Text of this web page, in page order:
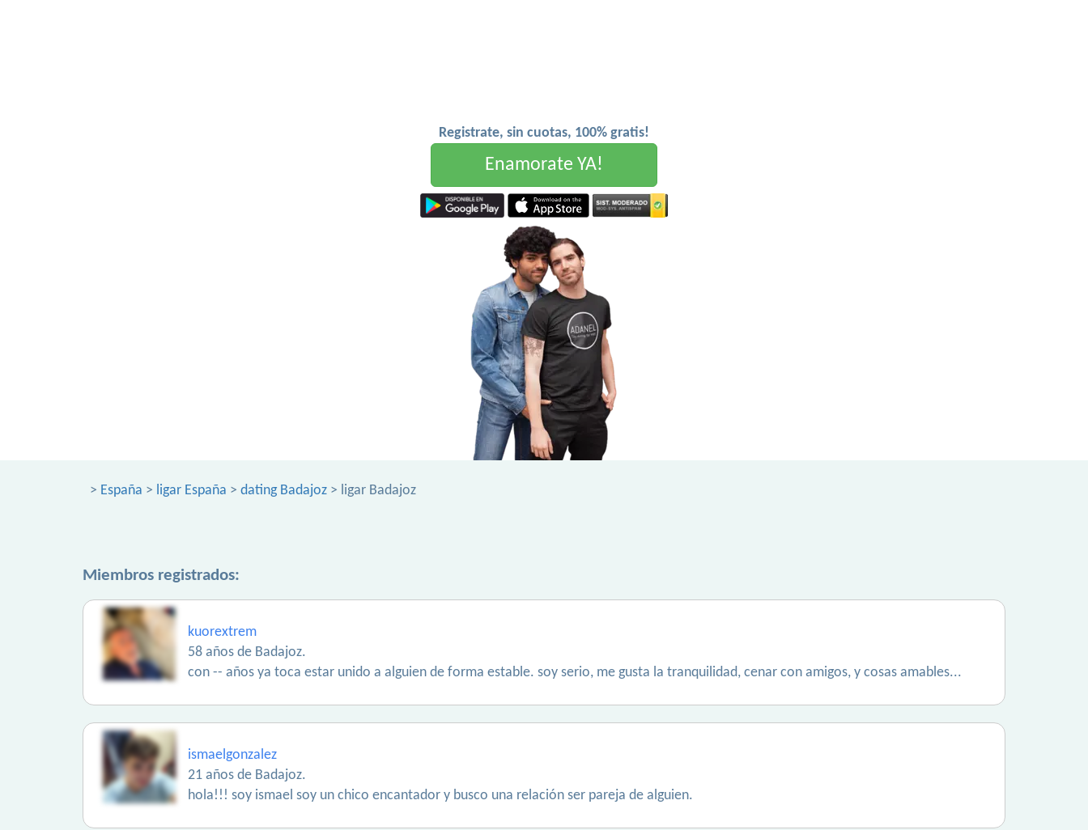
Registrate, sin cuotas, 100% gratis!
Enamorate YA!
> España > ligar España > dating Badajoz > ligar Badajoz
Miembros registrados:
kuorextrem
58 años de Badajoz.
con -- años ya toca estar unido a alguien de forma estable. soy serio, me gusta la tranquilidad, cenar con amigos, y cosas amables...
ismaelgonzalez
21 años de Badajoz.
hola!!! soy ismael soy un chico encantador y busco una relación ser pareja de alguien.